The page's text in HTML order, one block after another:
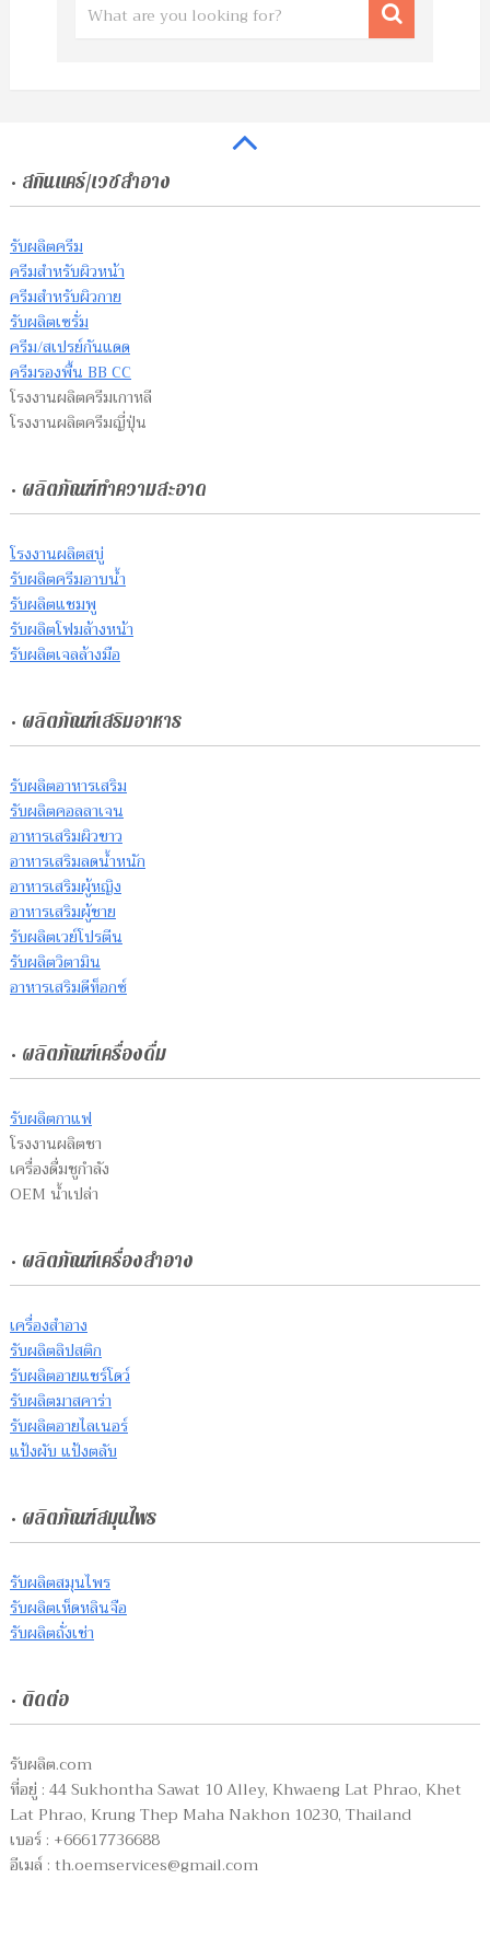
• สกินแคร์/เวชสำอาง
รับผลิตครีม
ครีมสำหรับผิวหน้า
ครีมสำหรับผิวกาย
รับผลิตเซรั่ม
ครีม/สเปรย์กันแดด
ครีมรองพื้น BB CC
โรงงานผลิตครีมเกาหลี
โรงงานผลิตครีมญี่ปุ่น
• ผลิตภัณฑ์ทำความสะอาด
โรงงานผลิตสบู่
รับผลิตครีมอาบน้ำ
รับผลิตแชมพู
รับผลิตโฟมล้างหน้า
รับผลิตเจลล้างมือ
• ผลิตภัณฑ์เสริมอาหาร
รับผลิตอาหารเสริม
รับผลิตคอลลาเจน
อาหารเสริมผิวขาว
อาหารเสริมลดน้ำหนัก
อาหารเสริมผู้หญิง
อาหารเสริมผู้ชาย
รับผลิตเวย์โปรตีน
รับผลิตวิตามิน
อาหารเสริมดีท็อกซ์
• ผลิตภัณฑ์เครื่องดื่ม
รับผลิตกาแฟ
โรงงานผลิตชา
เครื่องดื่มชูกำลัง
OEM น้ำเปล่า
• ผลิตภัณฑ์เครื่องสำอาง
เครื่องสำอาง
รับผลิตลิปสติก
รับผลิตอายแชร์โดว์
รับผลิตมาสคาร่า
รับผลิตอายไลเนอร์
แป้งผับ แป้งตลับ
• ผลิตภัณฑ์สมุนไพร
รับผลิตสมุนไพร
รับผลิตเห็ดหลินจือ
รับผลิตถั่งเช่า
• ติดต่อ
รับผลิต.com
ที่อยู่ : 44 Sukhontha Sawat 10 Alley, Khwaeng Lat Phrao, Khet
Lat Phrao, Krung Thep Maha Nakhon 10230, Thailand
เบอร์ : +66617736688
อีเมล์ : th.oemservices@gmail.com